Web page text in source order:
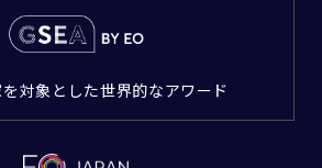
対象とした世界的なアワード